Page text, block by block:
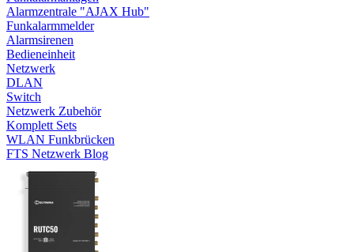
Alarmzentrale "AJAX Hub"
Funkalarmmelder
Alarmsirenen
Bedieneinheit
Netzwerk
DLAN
Switch
Netzwerk Zubehör
Komplett Sets
WLAN Funkbrücken
FTS Netzwerk Blog